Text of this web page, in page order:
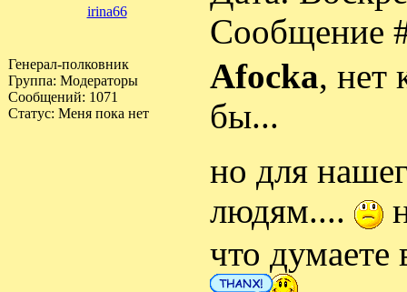
irina66
Сообщение
Генерал-полковник
Группа: Модераторы
Сообщений: 1071
Статус: Меня пока нет
Afocka, нет
бы...
но для
людям....
что